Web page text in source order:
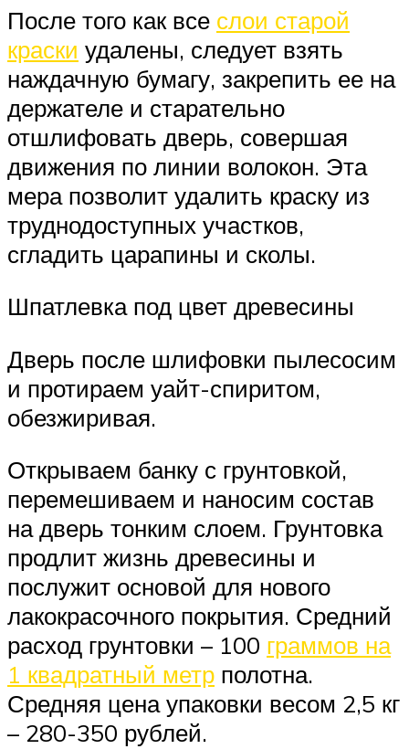
После того как все слои старой
краски удалены, следует взять
наждачную бумагу, закрепить ее на
держателе и старательно
отшлифовать дверь, совершая
движения по линии волокон. Эта
мера позволит удалить краску из
труднодоступных участков,
сгладить царапины и сколы.
Шпатлевка под цвет древесины
Дверь после шлифовки пылесосим
и протираем уайт-спиритом,
обезжиривая.
Открываем банку с грунтовкой,
перемешиваем и наносим состав
на дверь тонким слоем. Грунтовка
продлит жизнь древесины и
послужит основой для нового
лакокрасочного покрытия. Средний
расход грунтовки – 100 граммов на
1 квадратный метр полотна.
Средняя цена упаковки весом 2,5 кг
– 280-350 рублей.